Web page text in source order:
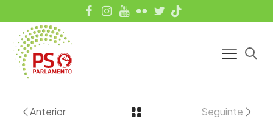
Anterior Seguinte